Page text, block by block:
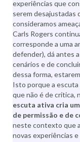
experiências que
serem desajustadas
consideramos
Carls Rogers
corresponde a uma
defender), dá antes
cenários e de
dessa forma,
Isto porque a escuta
que não é de crítica,
escuta ativa cria
de permissão e de
neste contexto que
novas experiências